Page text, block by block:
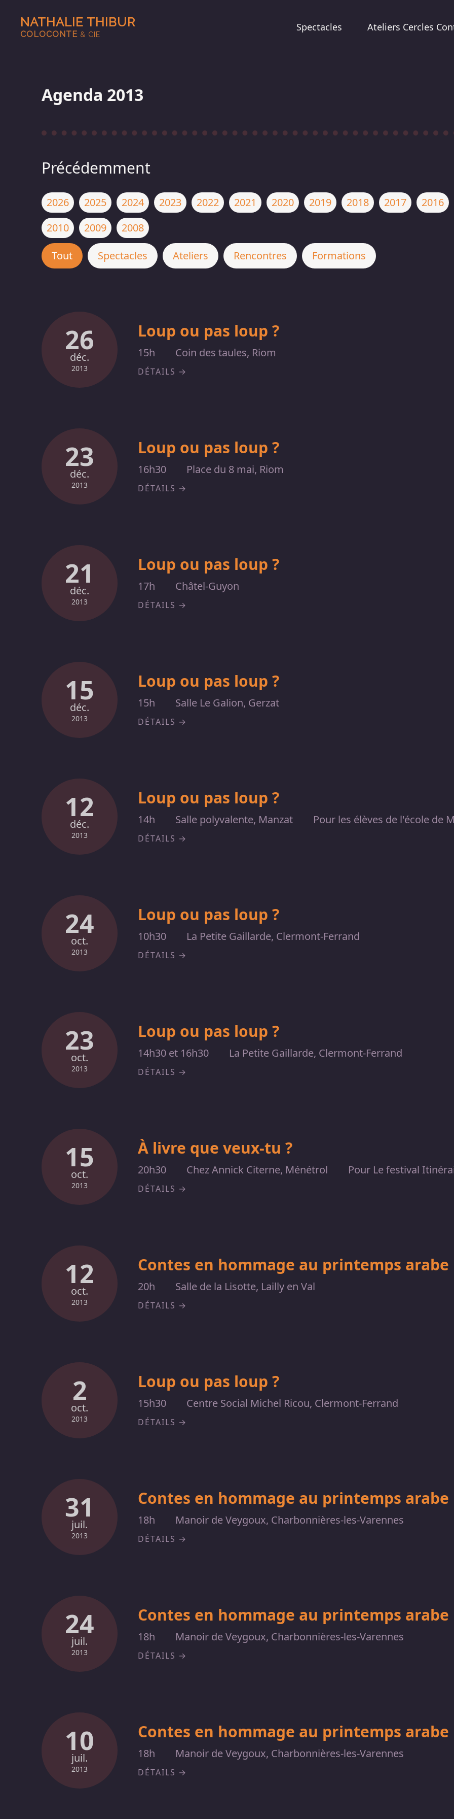
NATHALIE THIBUR
COLOCONTE & CIE
Spectacles Ateliers Cercles
Agenda 2013
Précédemment
2026 2025 2024 2023 2022 2021 2020 2019 2018 2017 2016
2010
2009 2008
Tout Spectacles Ateliers Rencontres Formations
26
déc.
2013
Loup ou pas loup ?
15h Coin des taules, Riom
DÉTAILS
23
déc.
2013
Loup ou pas loup ?
16h30 Place du 8 mai, Riom
DÉTAILS
21
déc.
2013
Loup ou pas loup ?
17h Châtel-Guyon
DÉTAILS
15
déc.
2013
Loup ou pas loup ?
15h Salle Le Galion, Gerzat
DÉTAILS
12
déc.
2013
Loup ou pas loup ?
14h Salle polyvalente, Manzat Pour les élèves de l'école de
DÉTAILS
24
oct.
2013
Loup ou pas loup ?
10h30 La Petite Gaillarde, Clermont-Ferrand
DÉTAILS
23
oct.
2013
Loup ou pas loup ?
14h30 et 16h30 La Petite Gaillarde, Clermont-Ferrand
DÉTAILS
15
oct.
2013
À livre que veux-tu ?
20h30 Chez Annick Citerne, Ménétrol Pour Le festival
DÉTAILS
12
oct.
2013
Contes en hommage au printemps arabe
20h Salle de la Lisotte, Lailly en Val
DÉTAILS
2
oct.
2013
Loup ou pas loup ?
15h30 Centre Social Michel Ricou, Clermont-Ferrand
DÉTAILS
31
juil.
2013
Contes en hommage au printemps arabe
18h Manoir de Veygoux, Charbonnières-les-Varennes
DÉTAILS
24
juil.
2013
Contes en hommage au printemps arabe
18h Manoir de Veygoux, Charbonnières-les-Varennes
DÉTAILS
10
juil.
2013
Contes en hommage au printemps arabe
18h Manoir de Veygoux, Charbonnières-les-Varennes
DÉTAILS